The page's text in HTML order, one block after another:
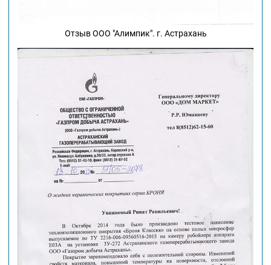
Отзыв ООО "Алимпик". г. Астрахань